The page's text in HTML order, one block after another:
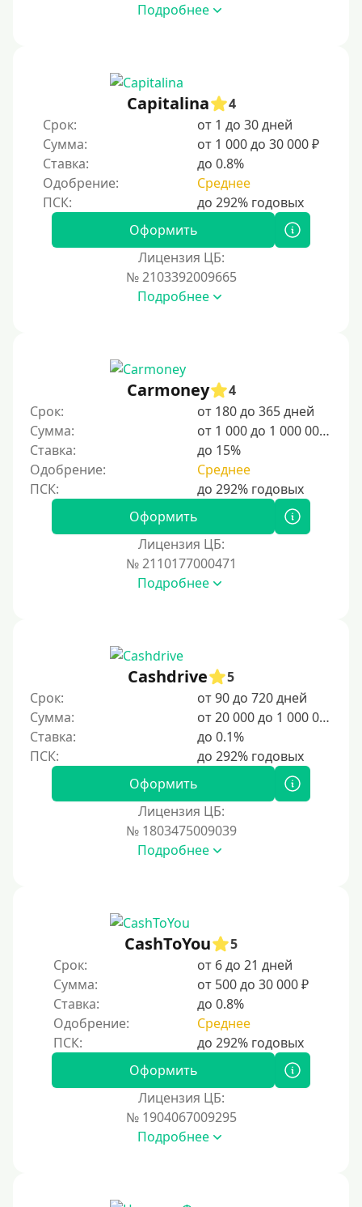
Подробнее
Capitalina
4
Срок:
от 1 до 30 дней
Сумма:
от 1 000 до 30 000 ₽
Ставка:
до 0.8%
Одобрение:
Среднее
Оформить
Лицензия ЦБ:
№ 2103392009665
Подробнее
Carmoney
4
Срок:
от 180 до 365 дней
Сумма:
от 1 000 до 1 000 000 ₽
Ставка:
до 15%
Одобрение:
Среднее
Оформить
Лицензия ЦБ:
№ 2110177000471
Подробнее
Cashdrive
5
Срок:
от 90 до 720 дней
Сумма:
от 20 000 до 1 000 000 ₽
Ставка:
до 0.1%
Оформить
Лицензия ЦБ:
№ 1803475009039
Подробнее
CashToYou
5
Срок:
от 6 до 21 дней
Сумма:
от 500 до 30 000 ₽
Ставка:
до 0.8%
Одобрение:
Среднее
Оформить
Лицензия ЦБ:
№ 1904067009295
Подробнее